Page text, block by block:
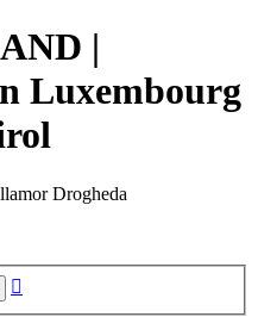
|
Luxembourg
Drogheda